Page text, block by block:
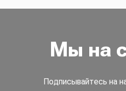
Мы на
Подписывайтесь на